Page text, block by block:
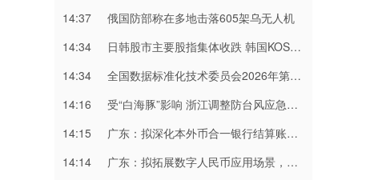
14:37
俄国防部称在多地击落605架乌无人机
14:34
日韩股市主要股指集体收跌 韩国KOSPI指数跌4.59%
14:34
全国数据标准化技术委员会2026年第一次主任委员办公会在京召开
14:16
受“白海豚”影响 浙江调整防台风应急响应为Ⅳ级
14:15
广东：拟深化本外币合一银行结算账户体系试点和跨国公司本外币一体化资金池试点
14:14
广东：拟拓展数字人民币应用场景，推动数字人民币跨境支付等试点扩容